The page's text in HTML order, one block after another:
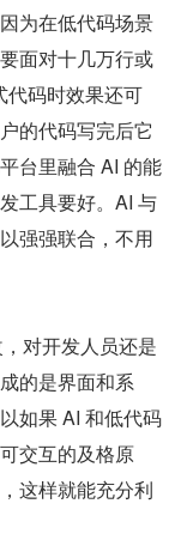
为在低代码场景
面对十几万行或
代码时效果还可
的代码写完后它
台里融合 AI 的能
工具要好。AI 与
强强联合，不用
对开发人员还是
的是界面和系
如果 AI 和低代码
交互的及格原
这样就能充分利